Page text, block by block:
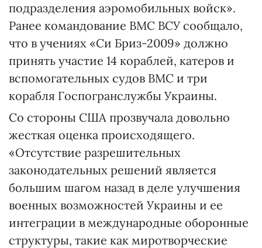
подразделения аэромобильных войск».
Ранее командование ВМС ВСУ сообщало,
что в учениях «Си Бриз-2009» должно
принять участие 14 кораблей, катеров и
вспомогательных судов ВМС и три
корабля Госпогранслужбы Украины.
Со стороны США прозвучала довольно
жесткая оценка происходящего.
«Отсутствие разрешительных
законодательных решений является
большим шагом назад в деле улучшения
военных возможностей Украины и ее
интеграции в международные оборонные
структуры, такие как миротворческие